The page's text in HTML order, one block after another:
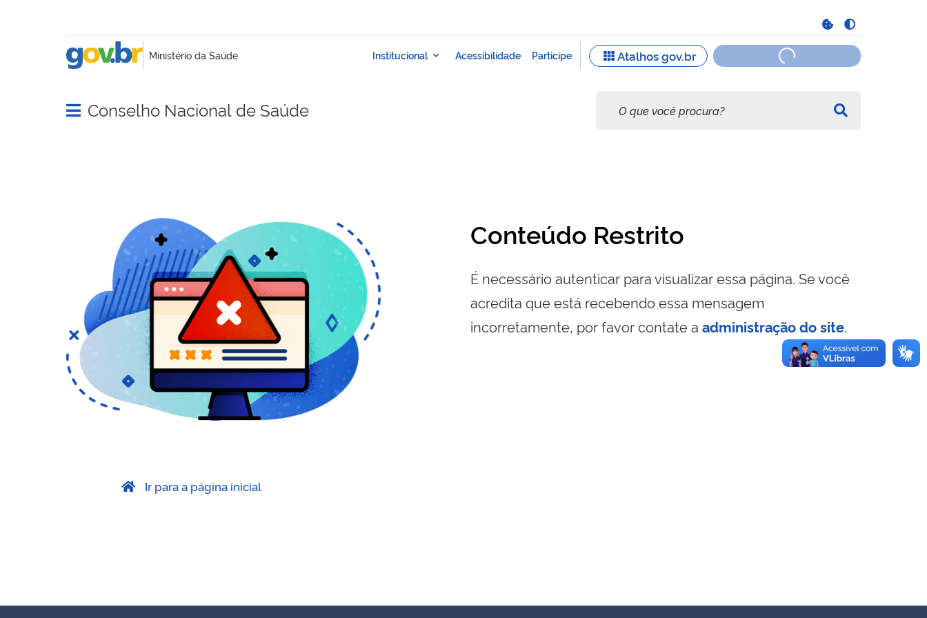
Abrir menu principal de navegação
Conselho Nacional de Saúde
Conteúdo Restrito
É necessário autenticar para visualizar essa página. Se você
acredita que está recebendo essa mensagem
incorretamente, por favor contate a administração do site.
Ir para a página inicial